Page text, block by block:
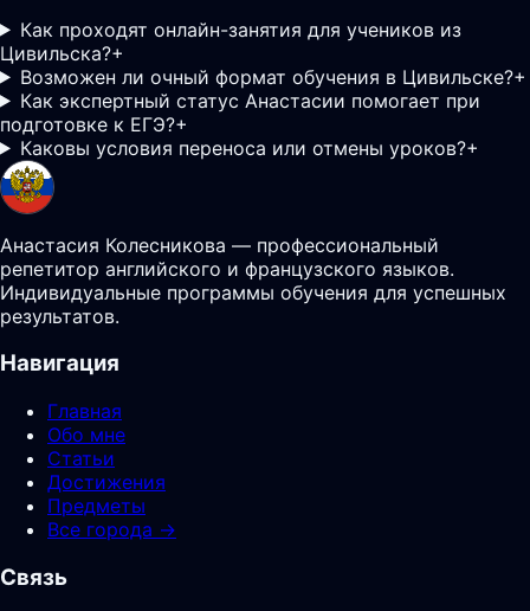
Как проходят онлайн-занятия для учеников из
Цивильска?+
Возможен ли очный формат обучения в Цивильске?+
Как экспертный статус Анастасии помогает при
подготовке к ЕГЭ?+
Каковы условия переноса или отмены уроков?+
Анастасия Колесникова — профессиональный
репетитор английского и французского языков.
Индивидуальные программы обучения для успешных
результатов.
Навигация
Главная
Обо мне
Статьи
Достижения
Предметы
Все города →
Связь